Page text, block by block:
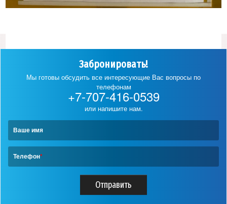
Забронировать!
Мы готовы обсудить все интересующие Вас вопросы по
телефонам
+7-707-416-0539
или напишите нам.
Ваше имя
Телефон*
Отправить